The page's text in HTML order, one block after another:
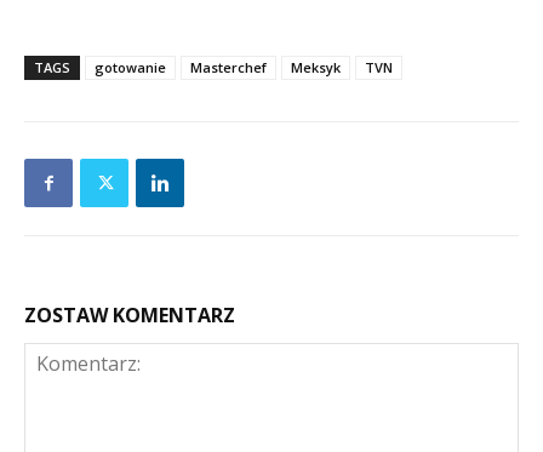
TAGS gotowanie Masterchef Meksyk TVN
ZOSTAW KOMENTARZ